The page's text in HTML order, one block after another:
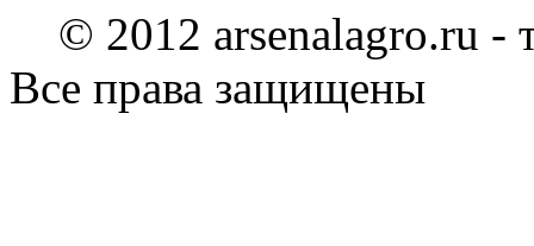
© 2012 arsenalagro.ru -
Все права защищены